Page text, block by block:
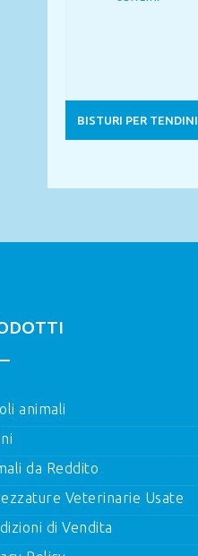
BISTURI PER TENDINI
animali
da Reddito
Veterinarie Usate
di Vendita